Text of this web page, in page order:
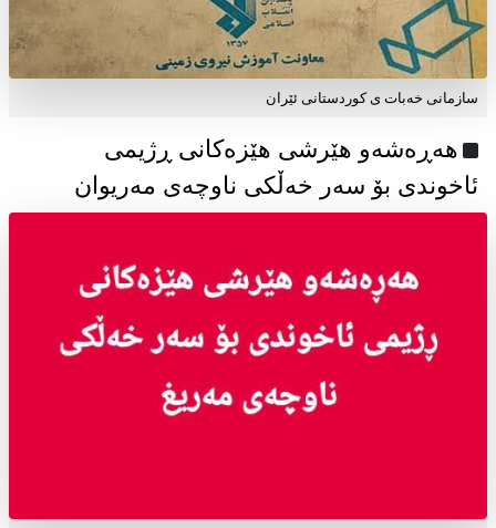
سازمانی خەبات ی كوردستانی ئێران
هەڕەشەو هێرشی هێزەکانی ڕژیمی
ئاخوندی بۆ سەر خەڵکی ناوچەی مەریوان